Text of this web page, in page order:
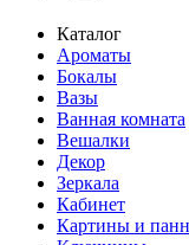
Каталог
Ароматы
Бокалы
Вазы
Ванная комната
Вешалки
Декор
Зеркала
Кабинет
Картины и